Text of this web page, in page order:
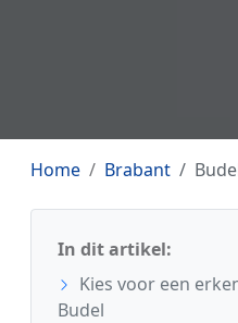
Home Brabant
In dit artikel:
Kies voor een
Budel